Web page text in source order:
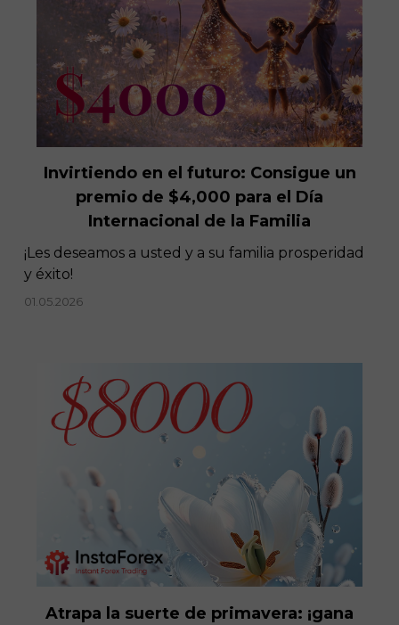
¡Mayo es el mes de la campaña Depósito
Afortunado de $8,000!
11.05.2021
Invirtiendo en el futuro: Consigue un
premio de $4,000 para el Día
Internacional de la Familia
¡Les deseamos a usted y a su familia prosperidad
y éxito!
01.05.2026
Atrapa la suerte de primavera: ¡gana